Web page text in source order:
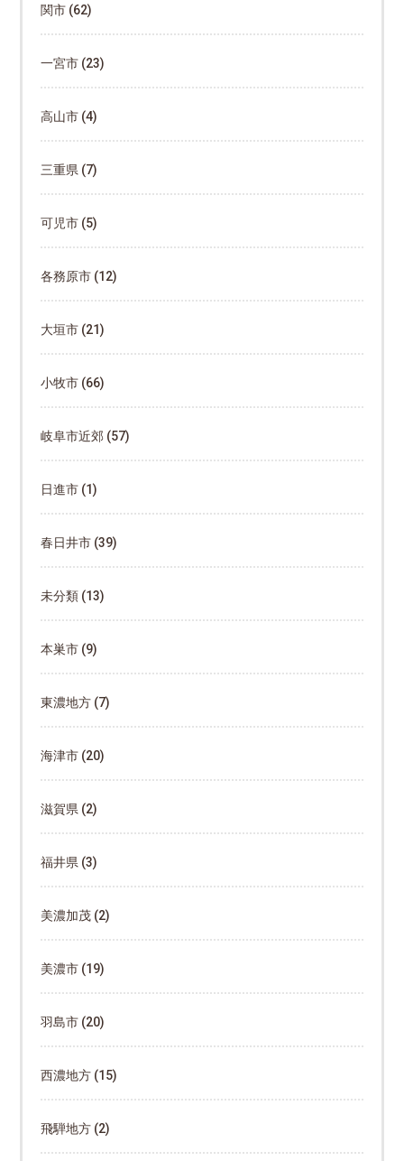
関市 (62)
一宮市 (23)
高山市 (4)
三重県 (7)
可児市 (5)
各務原市 (12)
大垣市 (21)
小牧市 (66)
岐阜市近郊 (57)
日進市 (1)
春日井市 (39)
未分類 (13)
本巣市 (9)
東濃地方 (7)
海津市 (20)
滋賀県 (2)
福井県 (3)
美濃加茂 (2)
美濃市 (19)
羽島市 (20)
西濃地方 (15)
飛騨地方 (2)